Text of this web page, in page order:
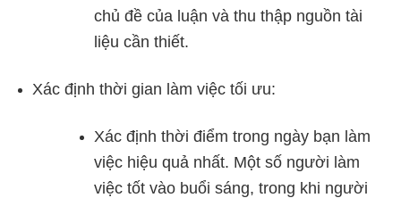
chủ đề của luận và thu thập nguồn tài
liệu cần thiết.
Xác định thời gian làm việc tối ưu:
Xác định thời điểm trong ngày bạn làm
việc hiệu quả nhất. Một số người làm
việc tốt vào buổi sáng, trong khi người